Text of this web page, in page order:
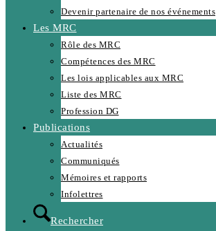
Devenir partenaire de nos événements
Les MRC
Rôle des MRC
Compétences des MRC
Les lois applicables aux MRC
Liste des MRC
Profession DG
Publications
Actualités
Communiqués
Mémoires et rapports
Infolettres
Rechercher